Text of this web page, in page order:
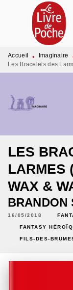
MENU
PIED DE PAGE
Accueil • Imaginaire
Les Bracelets des
LES
LARMES
WAX &
BRANDON
16/05/2018
FANTASY
FILS-DES-